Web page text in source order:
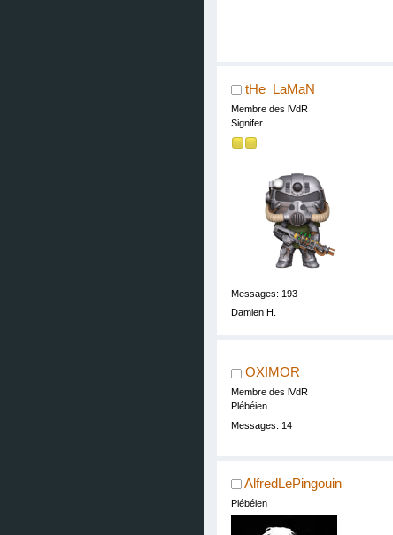
tHe_LaMaN
Membre des lVdR
Signifer
Messages: 193
Damien H.
OXIMOR
Membre des lVdR
Plébéien
Messages: 14
AlfredLePingouin
Plébéien